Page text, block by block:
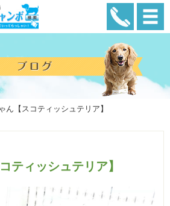
ん【スコティッシュテリア】
ティッシュテリア】